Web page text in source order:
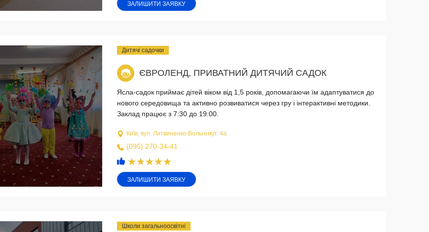
ЗАЛИШИТИ ЗАЯВКУ
Дитячі садочки
ЄВРОЛЕНД, ПРИВАТНИЙ ДИТЯЧИЙ САДОК
Ясла-садок приймає дітей віком від 1,5 років, допомагаючи їм адаптуватися до
нового середовища та активно розвиватися через гру і інтерактивні методики.
Заклад працює з 7:30 до 19:00.
Київ, вул. Литвиненко-Вольгемут, 4а
(095) 270-34-41
ЗАЛИШИТИ ЗАЯВКУ
Школи загальноосвітні